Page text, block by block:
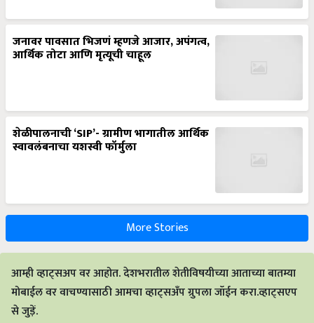
जनावर पावसात भिजणं म्हणजे आजार, अपंगत्व,
आर्थिक तोटा आणि मृत्यूची चाहूल
शेळीपालनाची ‘SIP’- ग्रामीण भागातील आर्थिक
स्वावलंबनाचा यशस्वी फॉर्मुला
More Stories
आम्ही व्हाट्सअप वर आहोत. देशभरातील शेतीविषयीच्या आताच्या बातम्या
मोबाईल वर वाचण्यासाठी आमचा व्हाट्सअँप ग्रुपला जॉईन करा.व्हाट्सएप
से जुड़ें.